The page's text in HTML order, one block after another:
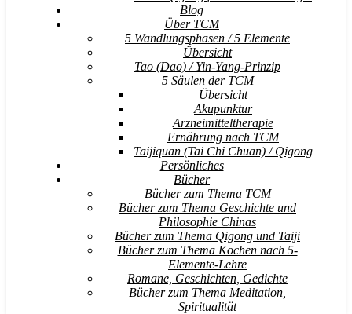
Blog
Über TCM
5 Wandlungsphasen / 5 Elemente
Übersicht
Tao (Dao) / Yin-Yang-Prinzip
5 Säulen der TCM
Übersicht
Akupunktur
Arzneimitteltherapie
Ernährung nach TCM
Taijiquan (Tai Chi Chuan) / Qigong
Persönliches
Bücher
Bücher zum Thema TCM
Bücher zum Thema Geschichte und
Philosophie Chinas
Bücher zum Thema Qigong und Taiji
Bücher zum Thema Kochen nach 5-
Elemente-Lehre
Romane, Geschichten, Gedichte
Bücher zum Thema Meditation,
Spiritualität